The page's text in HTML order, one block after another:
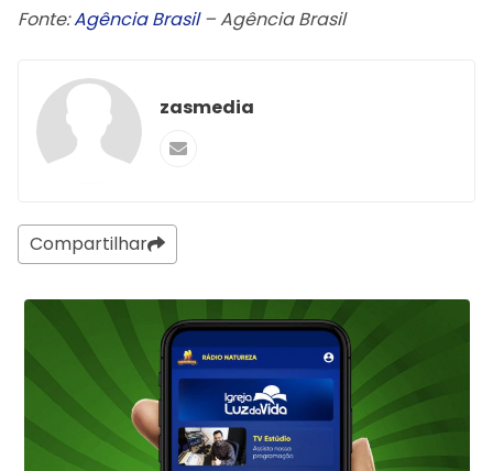
Fonte:Agência Brasil– Agência Brasil
zasmedia
Compartilhar